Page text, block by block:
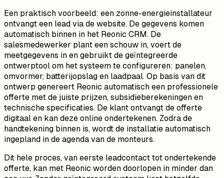
Een praktisch voorbeeld: een zonne-energieinstallateur
ontvangt een lead via de website. De gegevens komen
automatisch binnen in het Reonic CRM. De
salesmedewerker plant een schouw in, voert de
meetgegevens in en gebruikt de geïntegreerde
ontwerptool om het systeem te configureren: panelen,
omvormer, batterijopslag en laadpaal. Op basis van dit
ontwerp genereert Reonic automatisch een professionele
offerte met de juiste prijzen, subsidieberekeningen en
technische specificaties. De klant ontvangt de offerte
digitaal en kan deze online ondertekenen. Zodra de
handtekening binnen is, wordt de installatie automatisch
ingepland in de agenda van de monteurs.
Dit hele proces, van eerste leadcontact tot ondertekende
offerte, kan met Reonic worden doorlopen in minder dan